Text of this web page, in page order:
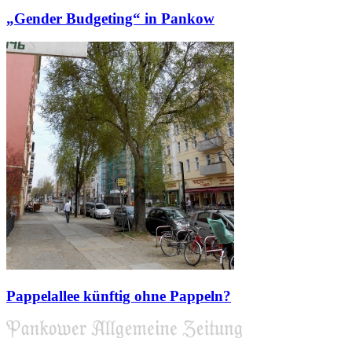
„Gender Budgeting“ in Pankow
Pappelallee künftig ohne Pappeln?